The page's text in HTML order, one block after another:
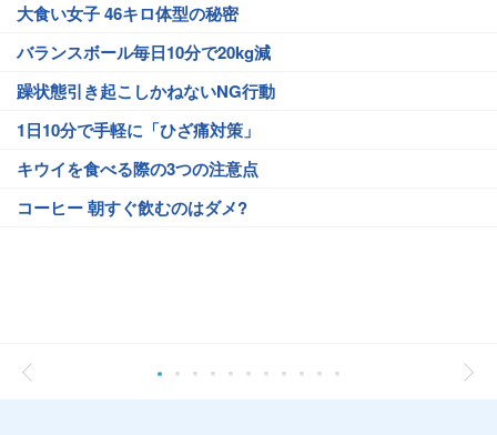
大食い女子 46キロ体型の秘密
バランスボール毎日10分で20kg減
躁状態引き起こしかねないNG行動
1日10分で手軽に「ひざ痛対策」
キウイを食べる際の3つの注意点
コーヒー 朝すぐ飲むのはダメ?